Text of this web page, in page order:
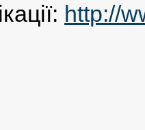
http://